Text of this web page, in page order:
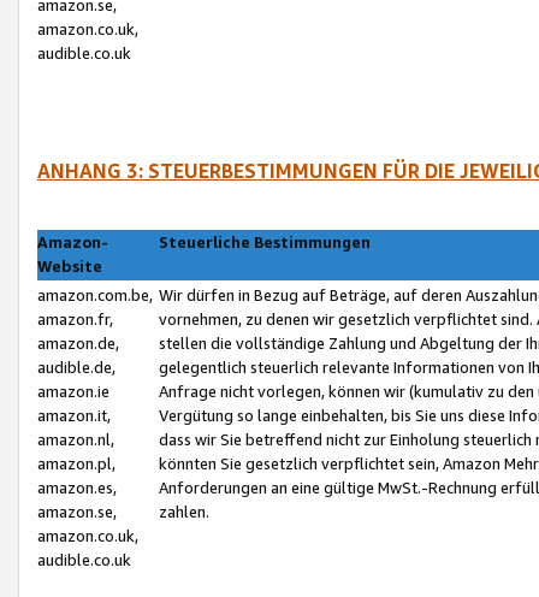
amazon.se,
amazon.co.uk,
audible.co.uk
ANHANG 3: STEUERBESTIMMUNGEN FÜR DIE
Amazon-
Website
Steuerliche Bestimmungen
amazon.com.be,
amazon.fr,
amazon.de,
audible.de,
amazon.ie
amazon.it,
amazon.nl,
amazon.pl,
amazon.es,
amazon.se,
amazon.co.uk,
audible.co.uk
Wir dürfen in Bezug auf Beträge, auf deren
vornehmen, zu denen wir gesetzlich verpflichtet
stellen die vollständige Zahlung und Abgeltung der
gelegentlich steuerlich relevante Informationen von
Anfrage nicht vorlegen, können wir (kumulativ zu
Vergütung so lange einbehalten, bis Sie uns diese
dass wir Sie betreffend nicht zur Einholung
könnten Sie gesetzlich verpflichtet sein, Amazon
Anforderungen an eine gültige MwSt.-Rechnung
zahlen.